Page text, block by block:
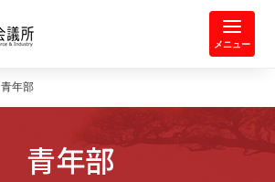
岸和田商工会議所 | 人・祭り・城。
メニュー
青年部
青年部